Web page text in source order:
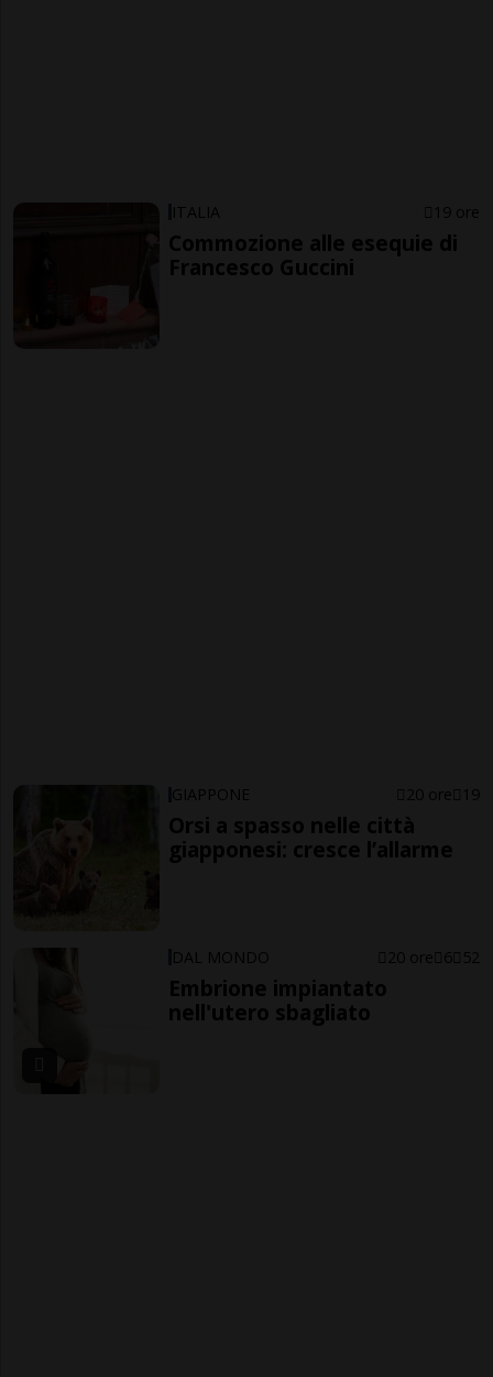
ITALIA 19 ore
Commozione alle esequie di
Francesco Guccini
GIAPPONE 20 ore 19
Orsi a spasso nelle città
giapponesi: cresce l’allarme
DAL MONDO 20 ore 6 52
Embrione impiantato
nell'utero sbagliato